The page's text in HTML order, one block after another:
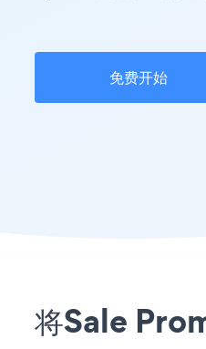
免费开始
将Sale